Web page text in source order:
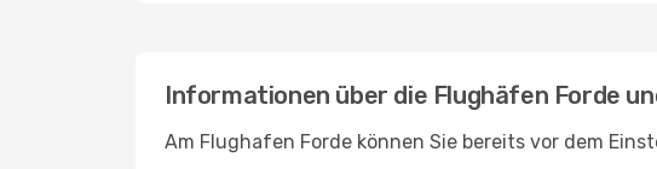
Informationen über die Flughäfen Forde
Am Flughafen Forde können Sie bereits vor dem